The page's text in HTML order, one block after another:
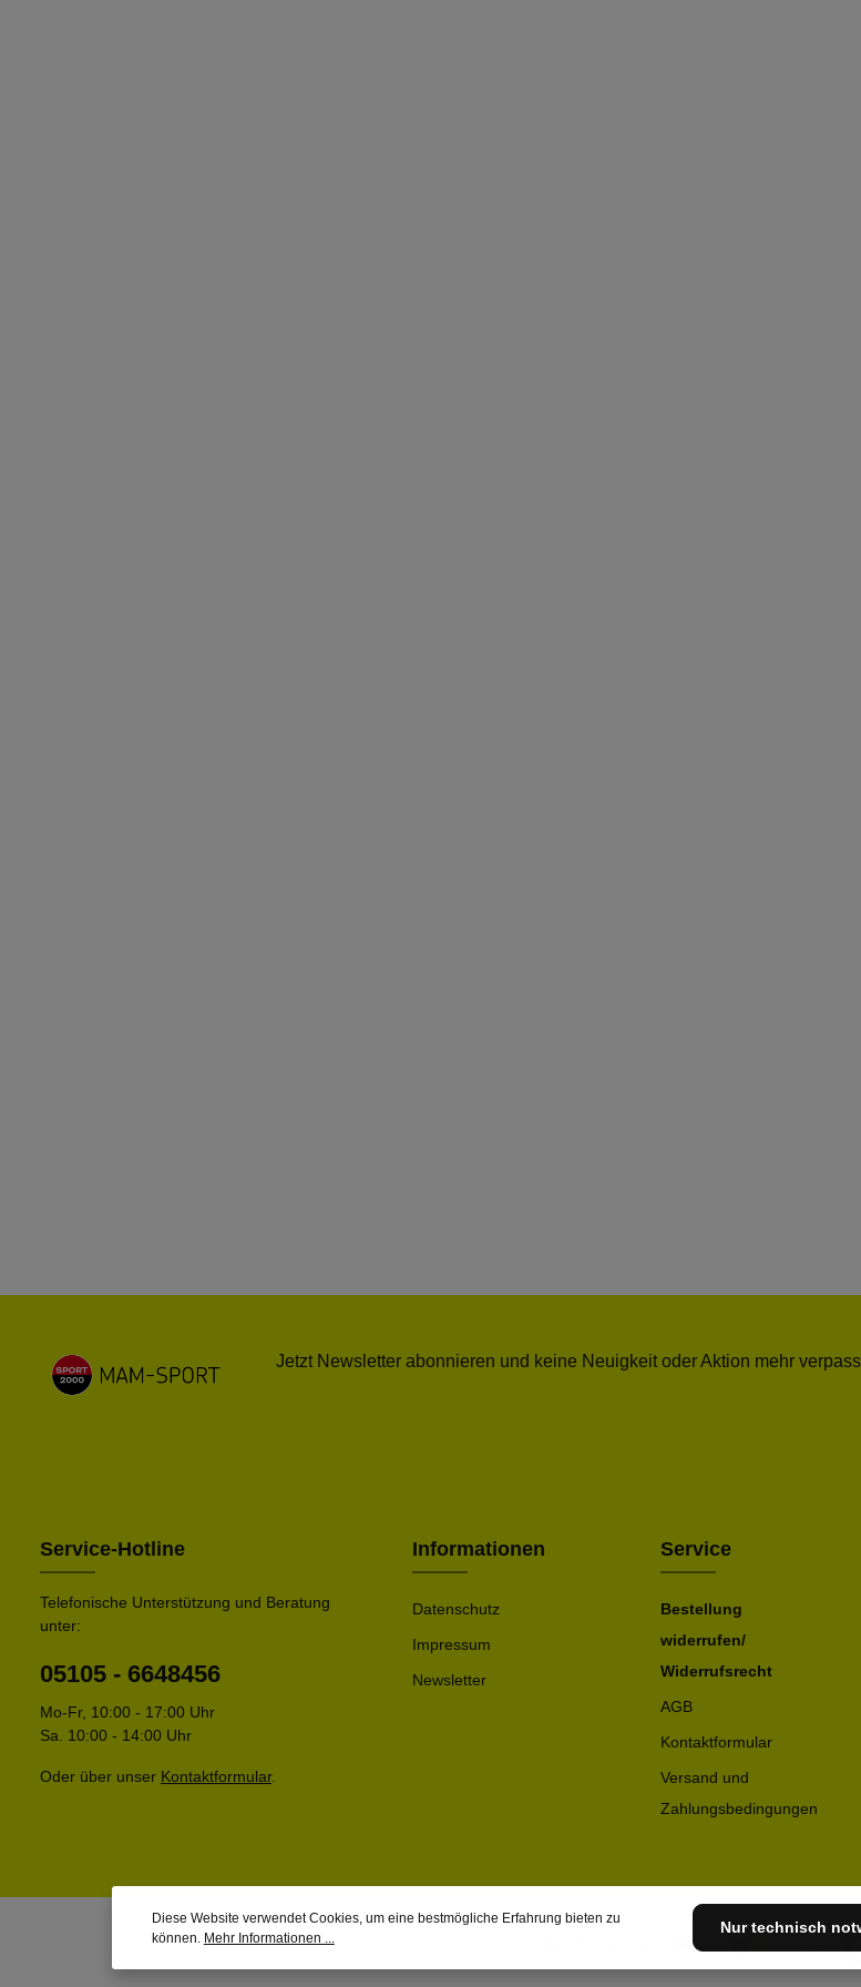
Jetzt Newsletter abonnieren und keine Neuigkeit oder Aktion mehr
Service-Hotline
Telefonische Unterstützung und Beratung
unter:
05105 - 6648456
Mo-Fr, 10:00 - 17:00 Uhr
Sa. 10:00 - 14:00 Uhr
Oder über unser Kontaktformular.
Informationen
Datenschutz
Impressum
Newsletter
Service
Bestellung
widerrufen/
Widerrufsrecht
AGB
Kontaktformular
Versand und
Zahlungsbedingungen
Diese Website verwendet Cookies, um eine bestmögliche Erfahrung bieten zu
können. Mehr Informationen ...
Nur technisch